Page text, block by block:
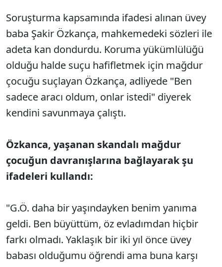
Soruşturma kapsamında ifadesi alınan üvey
baba Şakir Özkança, mahkemedeki sözleri ile
adeta kan dondurdu. Koruma yükümlülüğü
olduğu halde suçu hafifletmek için mağdur
çocuğu suçlayan Özkança, adliyede "Ben
sadece aracı oldum, onlar istedi" diyerek
kendini savunmaya çalıştı.
Özkanca, yaşanan skandalı mağdur
çocuğun davranışlarına bağlayarak şu
ifadeleri kullandı:
"G.Ö. daha bir yaşındayken benim yanıma
geldi. Ben büyüttüm, öz evladımdan hiçbir
farkı olmadı. Yaklaşık bir iki yıl önce üvey
babası olduğumu öğrendi ama buna karşı